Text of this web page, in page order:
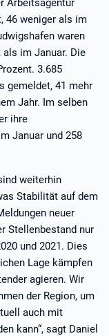
Arbeitsagentur
46 weniger als im
waren
im Januar. Die
3.685
gemeldet, 41 mehr
Jahr. Im selben
ihre
Januar und 258
weiterhin
Stabilität auf dem
neuer
Stellenbestand nur
und 2021. Dies
Lage kämpfen
agieren. Wir
der Region, um
auch mit
kann“, sagt Daniel